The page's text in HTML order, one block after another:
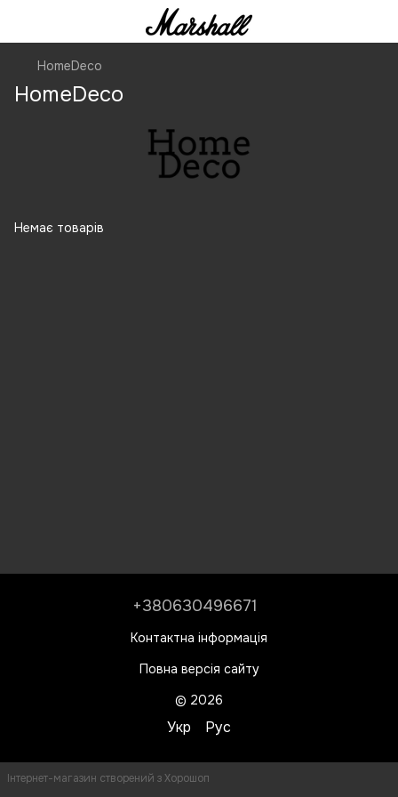
HomeDeco
HomeDeco
Немає товарів
+380630496671
Контактна інформація
Повна версія сайту
© 2026
Укр Рус
Інтернет-магазин створений з Хорошоп